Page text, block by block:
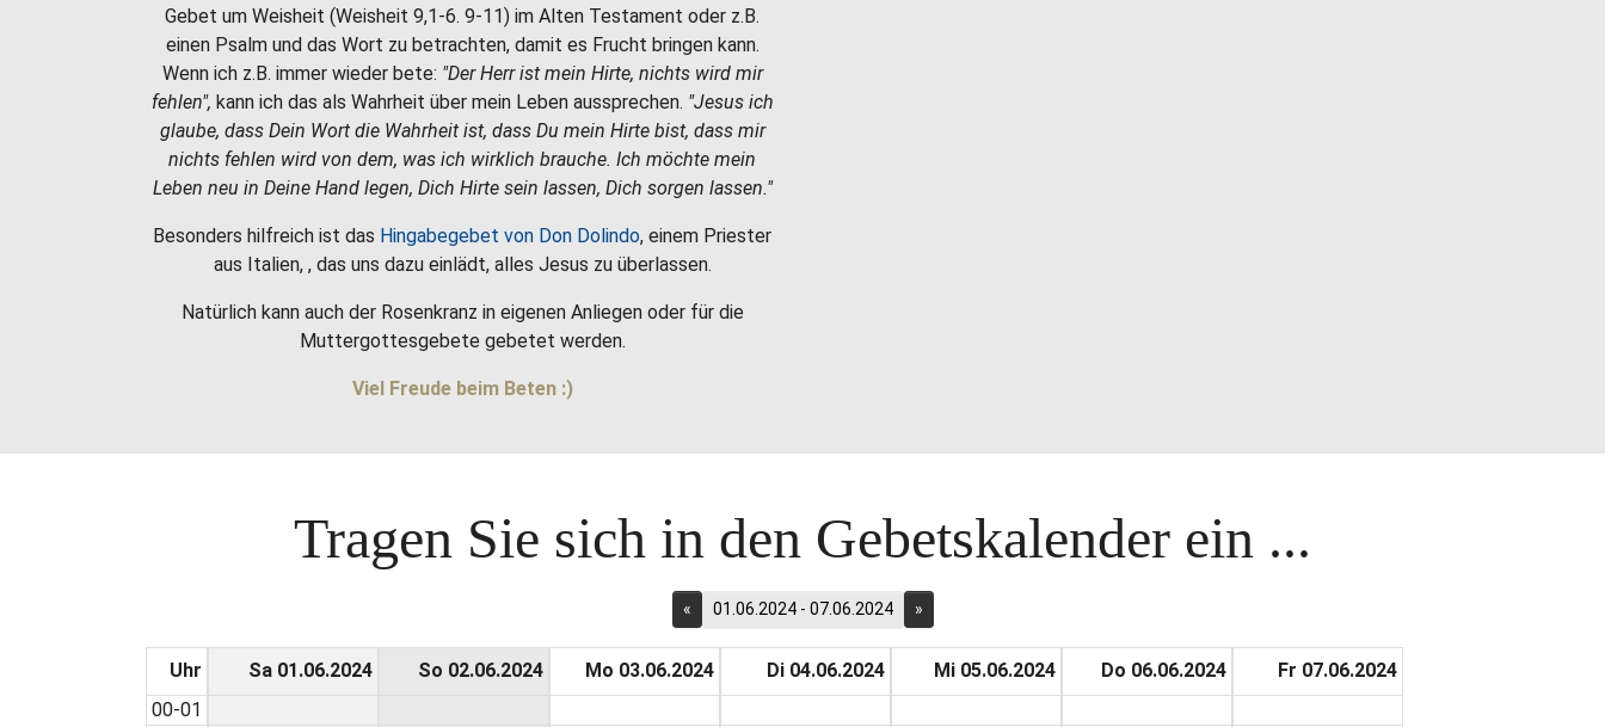
Gebet um Weisheit (Weisheit 9,1-6. 9-11) im Alten Testament oder z.B.
einen Psalm und das Wort zu betrachten, damit es Frucht bringen kann.
Wenn ich z.B. immer wieder bete: "Der Herr ist mein Hirte, nichts wird mir
fehlen", kann ich das als Wahrheit über mein Leben aussprechen. "Jesus ich
glaube, dass Dein Wort die Wahrheit ist, dass Du mein Hirte bist, dass mir
nichts fehlen wird von dem, was ich wirklich brauche. Ich möchte mein
Leben neu in Deine Hand legen, Dich Hirte sein lassen, Dich sorgen lassen."
Besonders hilfreich ist das Hingabegebet von Don Dolindo, einem Priester
aus Italien, , das uns dazu einlädt, alles Jesus zu überlassen.
Natürlich kann auch der Rosenkranz in eigenen Anliegen oder für die
Muttergottesgebete gebetet werden.
Viel Freude beim Beten :)
Tragen Sie sich in den Gebetskalender ein ...
« 01.06.2024 - 07.06.2024 »
Uhr
00-01
Sa 01.06.2024 So 02.06.2024 Mo 03.06.2024 Di 04.06.2024 Mi 05.06.2024 Do 06.06.2024 Fr 07.06.2024